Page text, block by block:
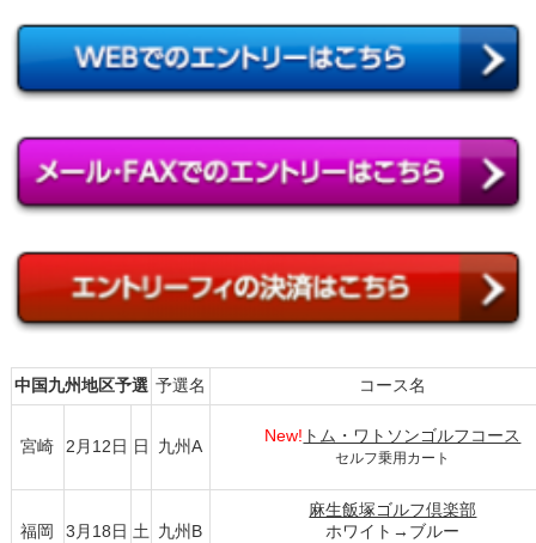
中国九州地区予選 予選名 コース名
宮崎 2月12日 日 九州A
New! トム・ワトソンゴルフコース
セルフ乗用カート
福岡 3月18日 土 九州B
麻生飯塚ゴルフ倶楽部
ホワイト→ブルー